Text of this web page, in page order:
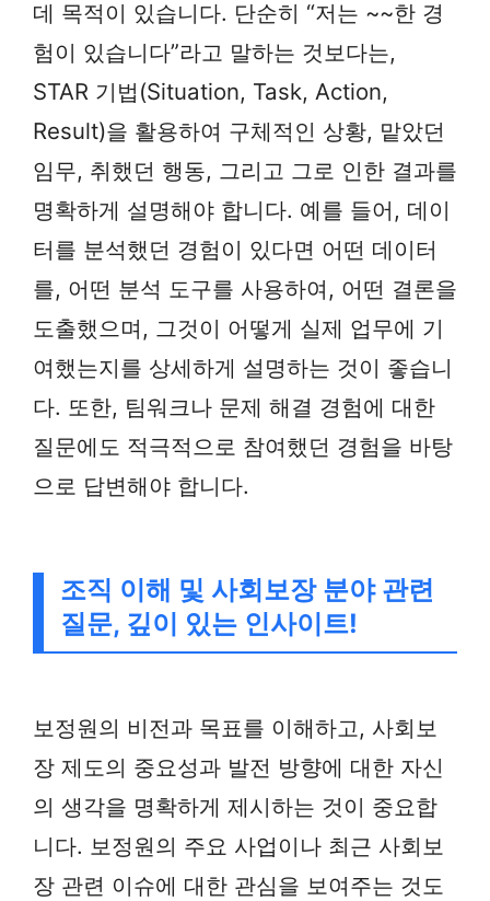
데 목적이 있습니다. 단순히 “저는 ~~한 경
험이 있습니다”라고 말하는 것보다는,
STAR 기법(Situation, Task, Action,
Result)을 활용하여 구체적인 상황, 맡았던
임무, 취했던 행동, 그리고 그로 인한 결과를
명확하게 설명해야 합니다. 예를 들어, 데이
터를 분석했던 경험이 있다면 어떤 데이터
를, 어떤 분석 도구를 사용하여, 어떤 결론을
도출했으며, 그것이 어떻게 실제 업무에 기
여했는지를 상세하게 설명하는 것이 좋습니
다. 또한, 팀워크나 문제 해결 경험에 대한
질문에도 적극적으로 참여했던 경험을 바탕
으로 답변해야 합니다.
조직 이해 및 사회보장 분야 관련
질문, 깊이 있는 인사이트!
보정원의 비전과 목표를 이해하고, 사회보
장 제도의 중요성과 발전 방향에 대한 자신
의 생각을 명확하게 제시하는 것이 중요합
니다. 보정원의 주요 사업이나 최근 사회보
장 관련 이슈에 대한 관심을 보여주는 것도